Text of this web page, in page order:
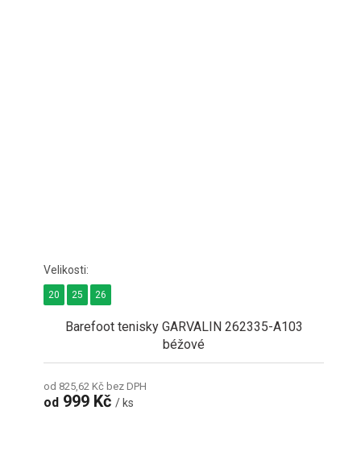
Barefoot tenisky GARVALIN 262335-A103
béžové
od 825,62 Kč bez DPH
od 999 Kč/ ks
20 25 26